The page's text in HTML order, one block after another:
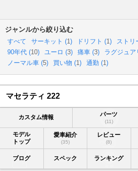
ジャンルから絞り込む
すべて サーキット (1) ドリフト (1) ストリ
90年代 (10) ユーロ (3) 痛車 (3) ラグジュア
ノーマル車 (5) 買い物 (1) 通勤 (1)
マセラティ 222
カスタム情報 パーツ
(11)
モデル
トップ
愛車紹介
(35)
レビュー
(8)
ブログ スペック ランキング